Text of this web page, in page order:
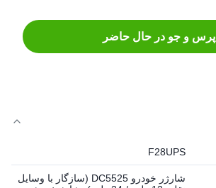
پرس و جو در حال حاضر
F28UPS
شارژر خودرو DC5525 (سازگار با وسایل